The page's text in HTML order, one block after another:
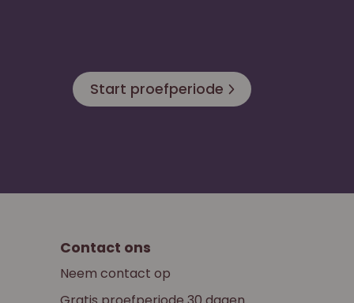
Start proefperiode
Contact ons
Neem contact op